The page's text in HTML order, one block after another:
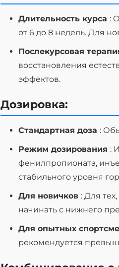
Длительность курса :
от 6 до 8 недель. Для
Послекурсовая
восстановления
эффектов.
Дозировка:
Стандартная доза :
Режим дозирования :
фенилпропионата,
стабильного уровня
Для новичков : Для
начинать с нижнего
Для опытных
рекомендуется